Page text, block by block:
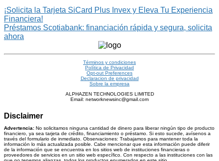
¡Solicita la Tarjeta SiCard Plus Invex y Eleva Tu Experiencia
Financiera!
Préstamos Scotiabank: financiación rápida y segura, solicita
ahora
Términos y condiciones
Política de Privacidad
Opt-out Preferences
Declaracion de privacidad
Sobre la empresa
ALPHAZEN TECHNOLOGIES LIMITED
Email: networknewsinc@gmail.com
Disclaimer
Advertencia: No solicitamos ninguna cantidad de dinero para liberar ningún tipo de producto
financiero, ya sea tarjeta de crédito, financiamiento o préstamo. Si esto sucede, avísenos a
través del formulario de inmediato. Observaciones: Trabajamos para mantener toda la
información lo más actualizada posible. Cabe mencionar que esta información puede diferir
de la información que se encuentra en los sitios web de instituciones financieras o
proveedores de servicios en un sitio web específico. Con respecto a las instituciones con las